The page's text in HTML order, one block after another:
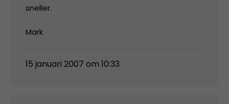
sneller.
Mark
15 januari 2007 om 10:33